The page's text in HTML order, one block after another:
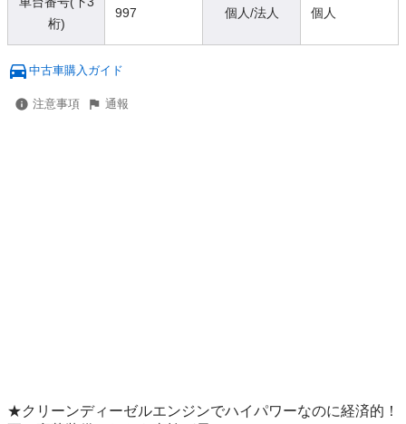
桁)
997 個人/法人 個人
中古車購入ガイド
注意事項 通報
★クリーンディーゼルエンジンでハイパワーなのに経済的！